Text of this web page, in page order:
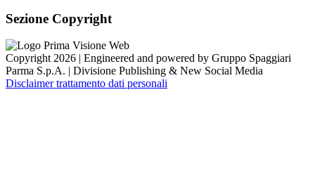
Sezione Copyright
Copyright 2026 | Engineered and powered by Gruppo Spaggiari
Parma S.p.A. | Divisione Publishing & New Social Media
Disclaimer trattamento dati personali